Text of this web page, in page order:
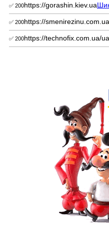
✅ 200https://gorashin.kiev.ua
✅ 200https://smenirezinu.com.ua
✅ 200https://technofix.com.ua/ua